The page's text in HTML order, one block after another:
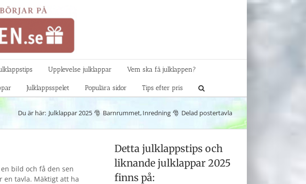
Upplevelse julklappar Vem ska få julklappen?
Julklappsspelet Populära sidor Tips efter pris
Du är här: Julklappar 2025 Barnrummet Inredning Delad postertavla
bild och få den sen
tavla. Mäktigt att ha
Detta julklappstips och
liknande julklappar 2025
finns på: